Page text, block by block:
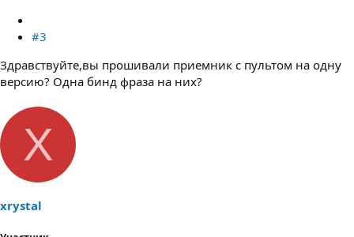
#3
Здравствуйте,вы прошивали приемник с пультом на одну
версию? Одна бинд фраза на них?
X
xrystal